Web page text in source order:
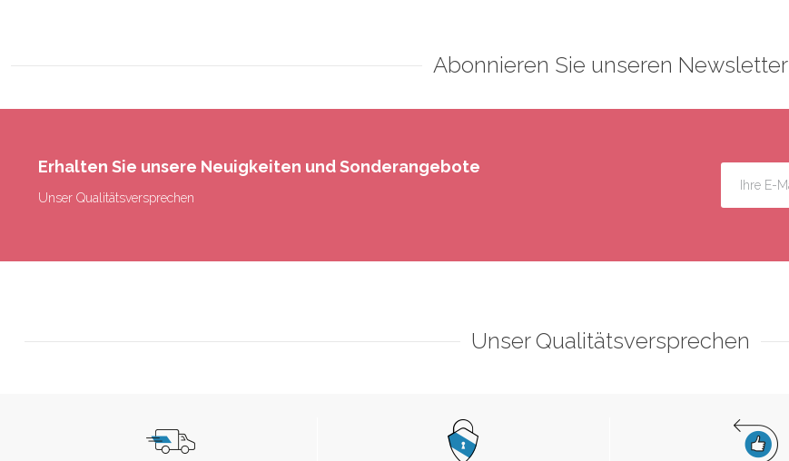
Abonnieren Sie unseren Newsletter
Erhalten Sie unsere Neuigkeiten und Sonderangebote
Unser Qualitätsversprechen
Unser Qualitätsversprechen